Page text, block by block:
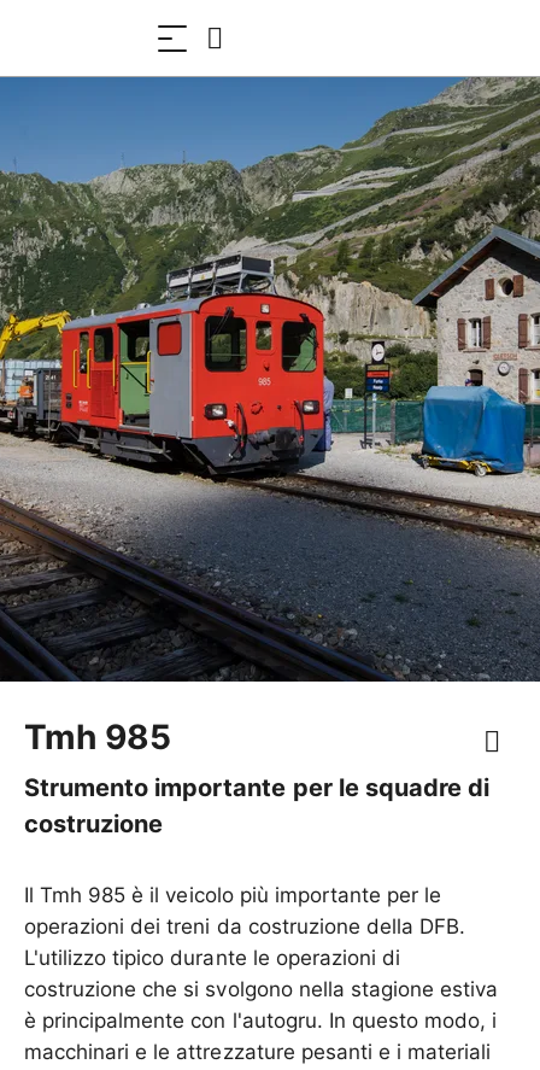
Tmh 985
Strumento importante per le squadre di
costruzione
Il Tmh 985 è il veicolo più importante per le
operazioni dei treni da costruzione della DFB.
L'utilizzo tipico durante le operazioni di
costruzione che si svolgono nella stagione estiva
è principalmente con l'autogru. In questo modo, i
macchinari e le attrezzature pesanti e i materiali